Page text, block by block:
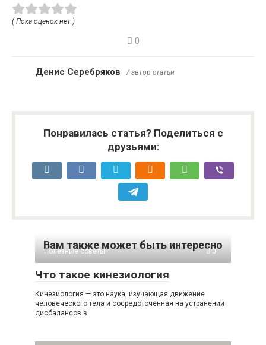
( Пока оценок нет )
0
Денис Серебряков / автор статьи
Понравилась статья? Поделиться с
друзьями:
Вам также может быть интересно
Полезные советы 0
Что такое кинезиология
Кинезиология — это наука, изучающая движение
человеческого тела и сосредоточенная на устранении
дисбалансов в